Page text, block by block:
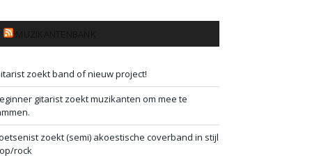
zoekt band of nieuw project!
gitarist zoekt muzikanten om mee te
zoekt (semi) akoestische coverband in stijl
rock